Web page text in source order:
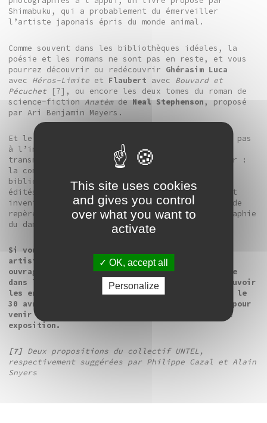
Shimabuku, qui a probablement du émerveiller
l’artiste japonais épris du monde animal.
Comme souvent dans les bibliothèques idéales, la
poésie et les romans ne sont pas en reste, et vous
pourrez découvrir ou redécouvrir Ghérasim Luca
avec Héros-Limite et Flaubert avec Bouvard et
Pécuchet
[7], ou encore les deux tomes du roman de
science-fictionAnatèmdeNeal Stephenson, proposé
par Ari Benjamin Meyers.
Et le rapport des artistes au livre ne s’arrête pas
à l’inspiration, c’est également un médium de
transmission dont ils n’hésitent pas à se servir :
la compagnie Labkine cite ainsi dans sa
bibliographie trois ouvrages pédagogiques auto-
édités qui « proposent un outil pour explorer et
inventer », à travers des analyses, des points de
repère et des exercices inspirés de la cinétographie
du danseur et chorégraphe Rudolf Laban.
Si vous voulez vous immerger dans l’univers des
artistes, vous pouvez donc venir feuilleter ces
ouvrages, prendre un temps de lecture tranquille
dans le hall, ou attendre encore un peu pour pouvoir
les emprunter :
Aller contre le vent
se termine le
30 avril, il vous reste donc quelques semaines pour
venir découvrir – et participer à – cette belle
exposition.
[7] Deux propositions du collectif UNTEL,
respectivement suggérées par Philippe Cazal et Alain
Snyers
This site uses cookies
and gives you control
over what you want to
activate
OK, accept all
Personalize